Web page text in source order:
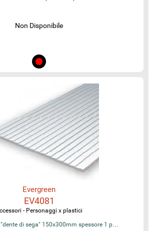
Non Disponibile
Evergreen
EV4081
- Personaggi x plastici
di sega" 150x300mm spessore 1 p…